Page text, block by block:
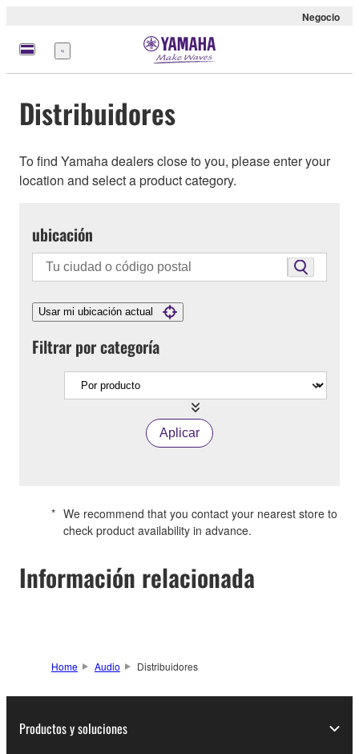
Negocio
Menú
Distribuidores
To find Yamaha dealers close to you, please enter your
location and select a product category.
ubicación
Usar mi ubicación actual
Filtrar por categoría
Aplicar
* We recommend that you contact your nearest store to
check product availability in advance.
Información relacionada
Home Audio Distribuidores
Productos y soluciones